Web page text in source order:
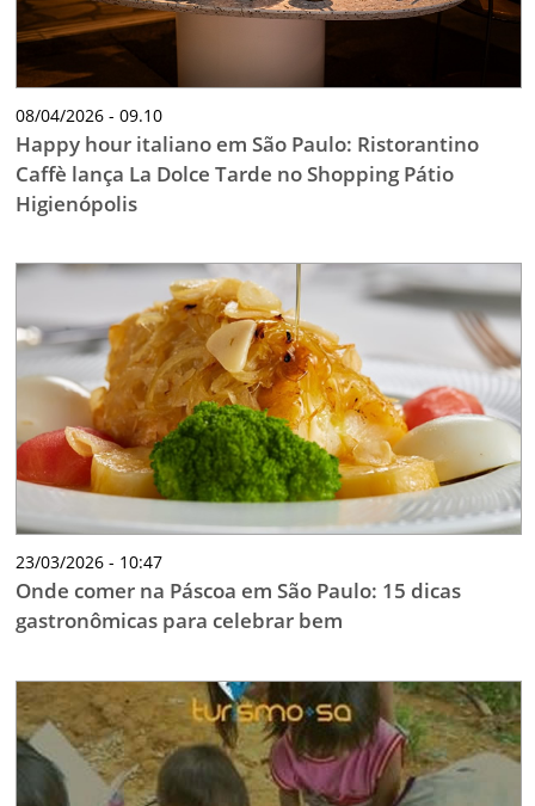
08/04/2026 - 09.10
Happy hour italiano em São Paulo: Ristorantino
Caffè lança La Dolce Tarde no Shopping Pátio
Higienópolis
23/03/2026 - 10:47
Onde comer na Páscoa em São Paulo: 15 dicas
gastronômicas para celebrar bem